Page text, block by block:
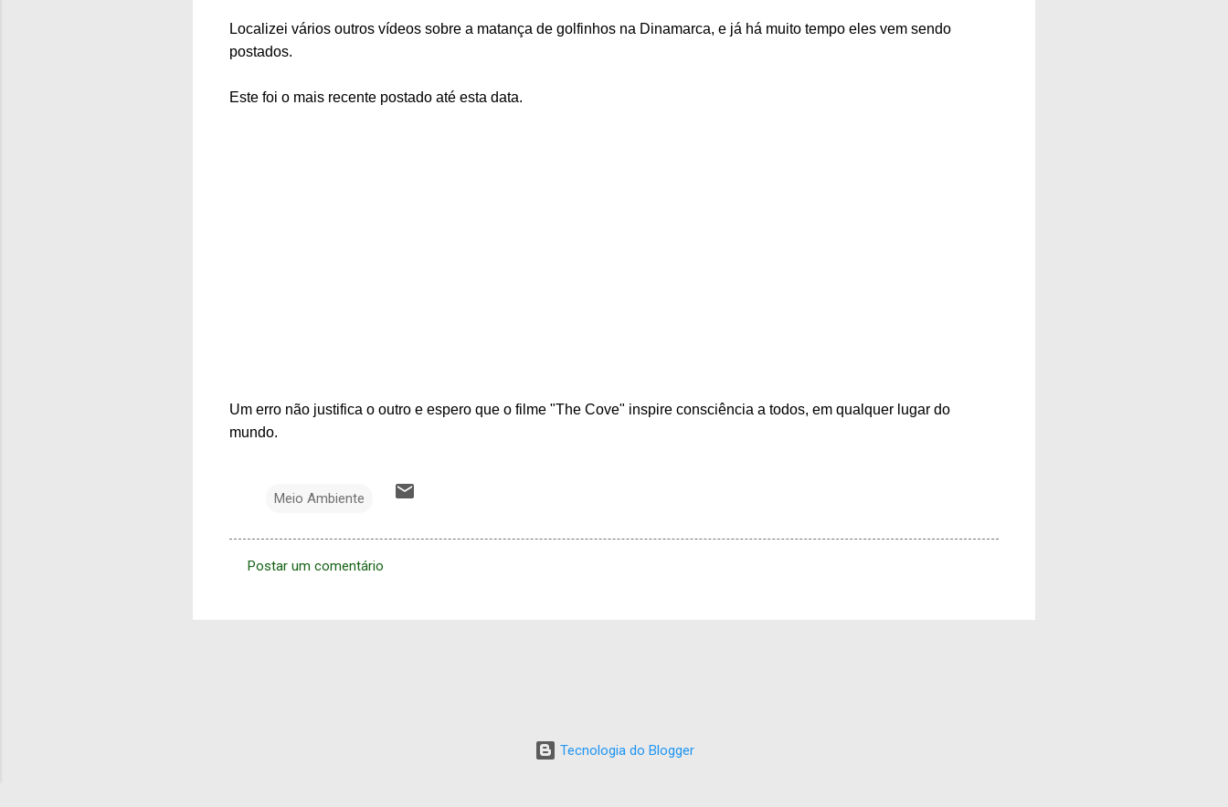
Localizei vários outros vídeos sobre a matança de golfinhos na Dinamarca, e já há muito tempo eles vem sendo
postados.
Este foi o mais recente postado até esta data.
Um erro não justifica o outro e espero que o filme "The Cove" inspire consciência a todos, em qualquer lugar do
mundo.
Meio Ambiente
Postar um comentário
Tecnologia do Blogger